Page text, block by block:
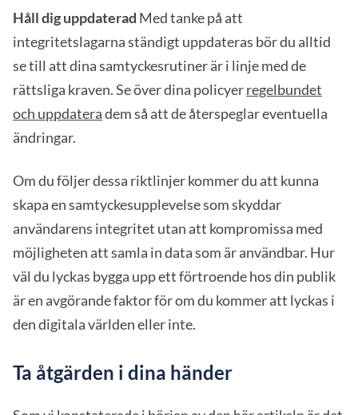
Håll dig uppdaterad Med tanke på att
integritetslagarna ständigt uppdateras bör du alltid
se till att dina samtyckesrutiner är i linje med de
rättsliga kraven. Se över dina policyerregelbundet
och uppdateradem så att de återspeglar eventuella
ändringar.
Om du följer dessa riktlinjer kommer du att kunna
skapa en samtyckesupplevelse som skyddar
användarens integritet utan att kompromissa med
möjligheten att samla in data som är användbar. Hur
väl du lyckas bygga upp ett förtroende hos din publik
är en avgörande faktor för om du kommer att lyckas i
den digitala världen eller inte.
Ta åtgärden i dina händer